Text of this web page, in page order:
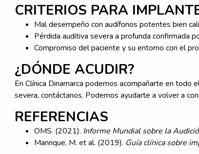
CRITERIOS PARA
Mal desempeño con audífonos potentes bien
Pérdida auditiva severa a profunda confirmada
Compromiso del paciente y su entorno con el
¿DÓNDE ACUDIR?
En Clínica Dinamarca podemos acompañarte en todo
severa, contáctanos. Podemos ayudarte a volver a
REFERENCIAS
OMS. (2021). Informe Mundial sobre la
Manrique, M. et al. (2019). Guía clínica sobre